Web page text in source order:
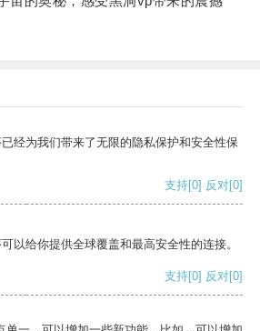
经为我们带来了无限的隐私保护和安全性保
支持[0] 反对[0]
以给你提供全球覆盖和最高安全性的连接。
支持[0] 反对[0]